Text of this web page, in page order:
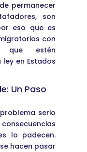
permanecer
son
eso que es
con
que estén
en Estados
Un Paso
serio
lo padecen.
hacen pasar